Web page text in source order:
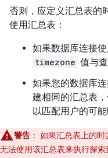
否则，应定义汇总表的
使用汇总表：
如果数据库连接
timezone 值与
如果您的数据库
建相同的汇总表
以匹配用户的可能
警告 ： 如果汇总表上的时
无法使用该汇总表来执行探